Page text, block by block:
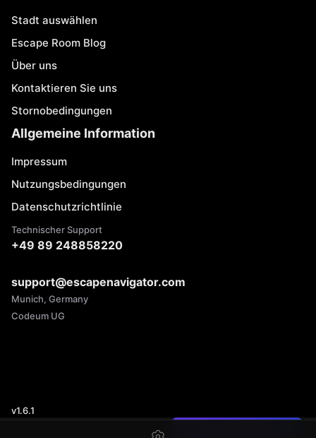
Stadt auswählen
Escape Room Blog
Über uns
Kontaktieren Sie uns
Stornobedingungen
Allgemeine Information
Impressum
Nutzungsbedingungen
Datenschutzrichtlinie
Technischer Support
+49 89 248858220
support@escapenavigator.com
Munich, Germany
Codeum UG
v1.6.1